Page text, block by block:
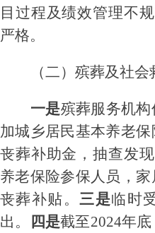
目 过程及绩效管理不
严格。
（二） 殡葬及社会
一是殡葬服务机
加城乡居民基本养老
丧葬补助金 ，抽查发现
养老保险参保人员 ，
丧葬补贴。三是临时
出。
四是截至2024年